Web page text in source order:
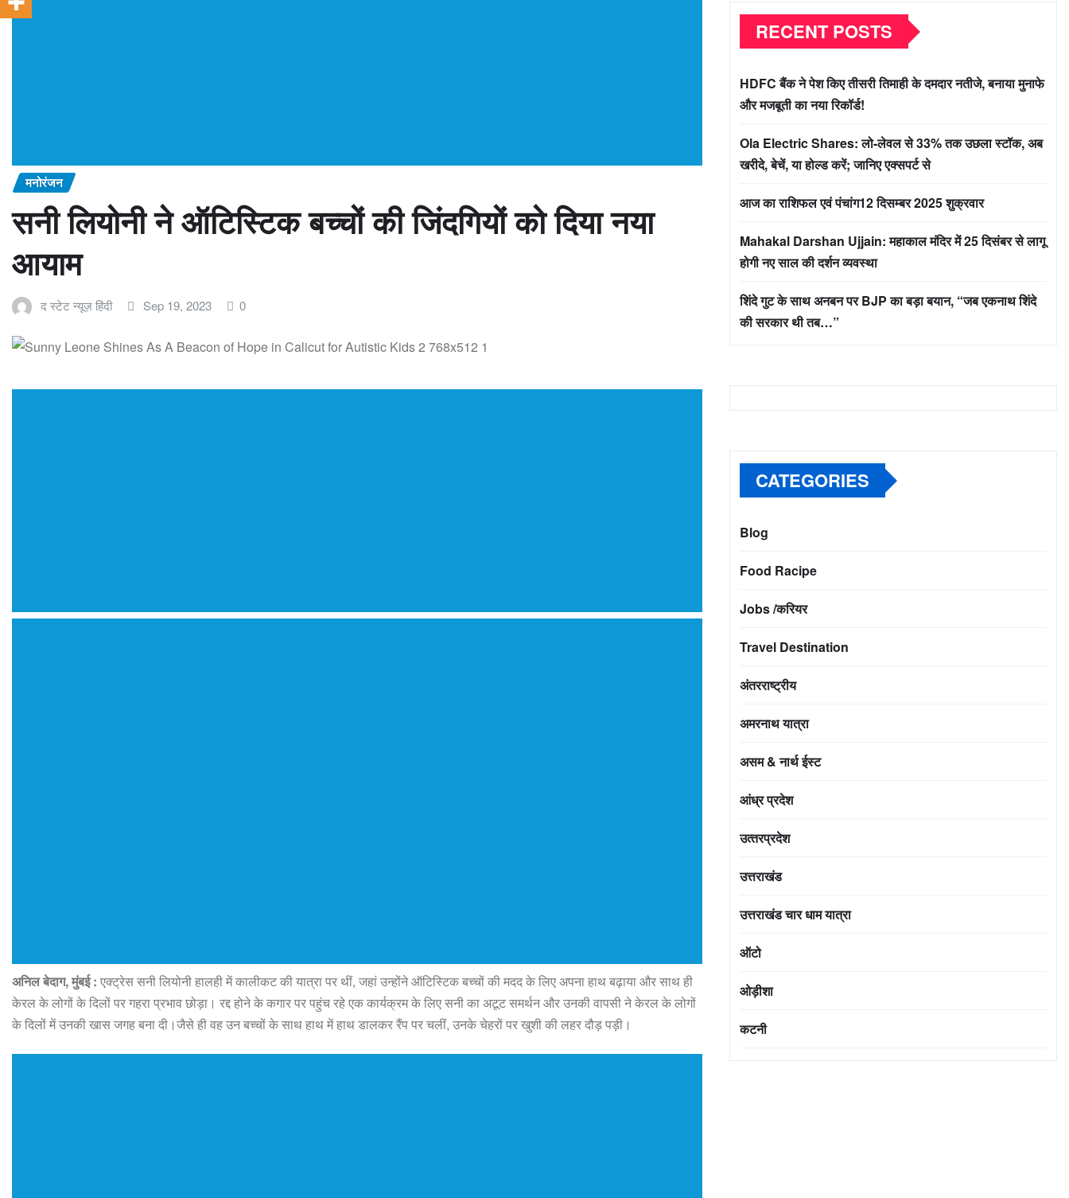
मनोरंजन
सनी लियोनी ने ऑटिस्टिक बच्चों की जिंदगियों को दिया नया
आयाम
द स्टेट न्यूज़ हिंदी Sep 19, 2023 0
अनिल बेदाग, मुंबई : एक्ट्रेस सनी लियोनी हालही में कालीकट की यात्रा पर थीं, जहां उन्होंने ऑटिस्टिक बच्चों की मदद के लिए अपना हाथ बढ़ाया और साथ ही
केरल के लोगों के दिलों पर गहरा प्रभाव छोड़ा। रद्द होने के कगार पर पहुंच रहे एक कार्यक्रम के लिए सनी का अटूट समर्थन और उनकी वापसी ने केरल के लोगों
के दिलों में उनकी खास जगह बना दी।जैसे ही वह उन बच्चों के साथ हाथ में हाथ डालकर रैंप पर चलीं, उनके चेहरों पर खुशी की लहर दौड़ पड़ी।
RECENT POSTS
HDFC बैंक ने पेश किए तीसरी तिमाही के दमदार नतीजे, बनाया मुनाफे
और मजबूती का नया रिकॉर्ड!
Ola Electric Shares: लो-लेवल से 33% तक उछला स्टॉक, अब
खरीदे, बेचें, या होल्ड करें; जानिए एक्सपर्ट से
आज का राशिफल एवं पंचांग12 दिसम्बर 2025 शुक्रवार
Mahakal Darshan Ujjain: महाकाल मंदिर में 25 दिसंबर से लागू
होगी नए साल की दर्शन व्यवस्था
शिंदे गुट के साथ अनबन पर BJP का बड़ा बयान, “जब एकनाथ शिंदे
की सरकार थी तब…”
CATEGORIES
Blog
Food Racipe
Jobs /करियर
Travel Destination
अंतरराष्ट्रीय
अमरनाथ यात्रा
असम & नार्थ ईस्ट
आंध्र प्रदेश
उत्‍तरप्रदेश
उत्तराखंड
उत्तराखंड चार धाम यात्रा
ऑटो
ओड़ीशा
कटनी